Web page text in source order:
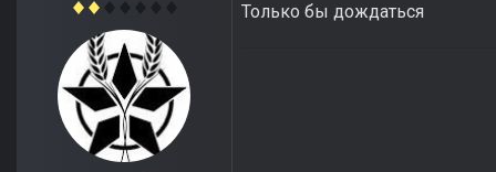
Только бы дождаться